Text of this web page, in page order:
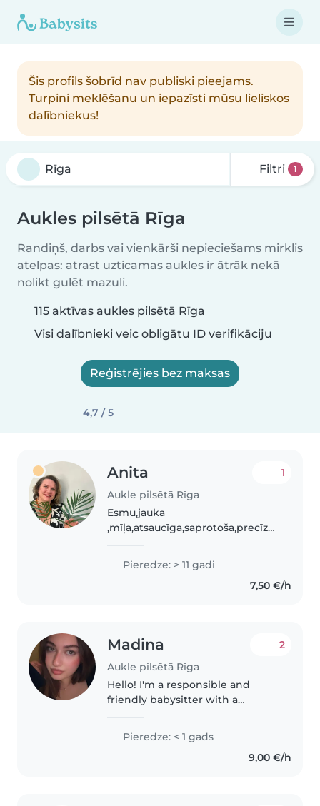
Šis profils šobrīd nav publiski pieejams.
Turpini meklēšanu un iepazīsti mūsu lieliskos
dalībniekus!
Filtri 1
Aukles pilsētā Rīga
Randiņš, darbs vai vienkārši nepieciešams mirklis
atelpas: atrast uzticamas aukles ir ātrāk nekā
nolikt gulēt mazuli.
115 aktīvas aukles pilsētā Rīga
Visi dalībnieki veic obligātu ID verifikāciju
Reģistrējies bez maksas
4,7 / 5
Anita
Aukle pilsētā Rīga
1
Esmu,jauka
,mīļa,atsaucīga,saprotoša,precīza.
bērniem. Māku gatavot ēst. Ar
katru bērnu māku atrast kopīgu
valodu. Esmu ar lielu pieredzi
Pieredze: > 11 gadi
7,50 €/h
Madina
Aukle pilsētā Rīga
2
Hello! I'm a responsible and
friendly babysitter with a
Russian, Turkish, and Azerbaijani,
Pieredze: < 1 gads
9,00 €/h